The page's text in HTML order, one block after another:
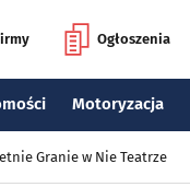
Ogłoszenia
Motoryzacja
Granie w Nie Teatrze